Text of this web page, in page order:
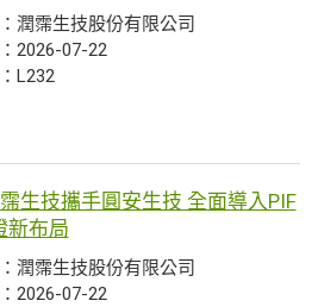
潤霈生技股份有限公司
2026-07-22
L232
生技攜手圓安生技 全面導入PIF
新布局
潤霈生技股份有限公司
2026-07-22